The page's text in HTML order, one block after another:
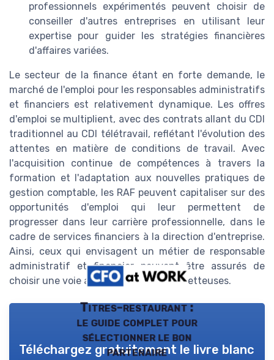
professionnels expérimentés peuvent choisir de
conseiller d'autres entreprises en utilisant leur
expertise pour guider les stratégies financières
d'affaires variées.
Le secteur de la finance étant en forte demande, le
marché de l'emploi pour les responsables administratifs
et financiers est relativement dynamique. Les offres
d'emploi se multiplient, avec des contrats allant du CDI
traditionnel au CDI télétravail, reflétant l'évolution des
attentes en matière de conditions de travail. Avec
l'acquisition continue de compétences à travers la
formation et l'adaptation aux nouvelles pratiques de
gestion comptable, les RAF peuvent capitaliser sur des
opportunités d'emploi qui leur permettent de
progresser dans leur carrière professionnelle, dans le
cadre de services financiers à la direction d'entreprise.
Ainsi, ceux qui envisagent un métier de responsable
administratif et financier peuvent être assurés de
choisir une voie aux perspectives prometteuses.
Titres-restaurant :
le guide complet pour
sélectionner le bon
partenaire
Téléchargez gratuitement le livre blanc